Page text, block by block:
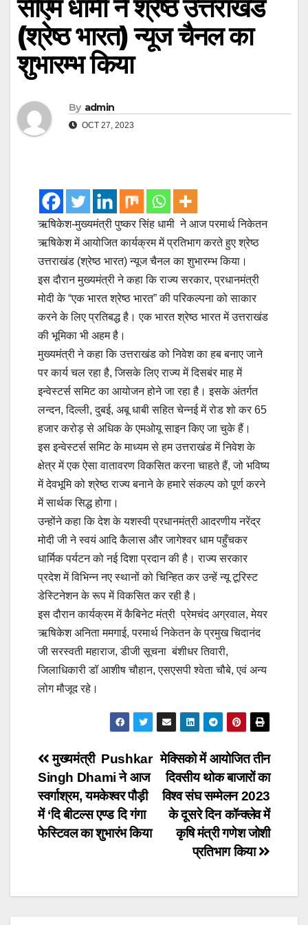
सीएम धामी ने श्रेष्ठ उत्तराखंड
(श्रेष्ठ भारत) न्यूज चैनल का
शुभारम्भ किया
By admin
OCT 27, 2023
ऋषिकेश-मुख्यमंत्री पुष्कर सिंह धामी ने आज परमार्थ निकेतन
ऋषिकेश में आयोजित कार्यक्रम में प्रतिभाग करते हुए श्रेष्ठ
उत्तराखंड (श्रेष्ठ भारत) न्यूज चैनल का शुभारम्भ किया।
इस दौरान मुख्यमंत्री ने कहा कि राज्य सरकार, प्रधानमंत्री
मोदी के “एक भारत श्रेष्ठ भारत” की परिकल्पना को साकार
करने के लिए प्रतिबद्ध है। एक भारत श्रेष्ठ भारत में उत्तराखंड
की भूमिका भी अहम है।
मुख्यमंत्री ने कहा कि उत्तराखंड को निवेश का हब बनाए जाने
पर कार्य चल रहा है, जिसके लिए राज्य में दिसबंर माह में
इन्वेस्टर्स समिट का आयोजन होने जा रहा है। इसके अंतर्गत
लन्दन, दिल्ली, दुबई, अबू धाबी सहित चेन्नई में रोड शो कर 65
हजार करोड़ से अधिक के एमओयू साइन किए जा चुके हैं।
इस इन्वेस्टर्स समिट के माध्यम से हम उत्तराखंड में निवेश के
क्षेत्र में एक ऐसा वातावरण विकसित करना चाहते हैं, जो भविष्य
में देवभूमि को श्रेष्ठ राज्य बनाने के हमारे संकल्प को पूर्ण करने
में सार्थक सिद्ध होगा।
उन्होंने कहा कि देश के यशस्वी प्रधानमंत्री आदरणीय नरेंद्र
मोदी जी ने स्वयं आदि कैलास और जागेश्वर धाम पहुँचकर
धार्मिक पर्यटन को नई दिशा प्रदान की है। राज्य सरकार
प्रदेश में विभिन्न नए स्थानों को चिन्हित कर उन्हें न्यू टूरिस्ट
डेस्टिनेशन के रूप में विकसित कर रही है।
इस दौरान कार्यक्रम में कैबिनेट मंत्री प्रेमचंद अग्रवाल, मेयर
ऋषिकेश अनिता ममगाई, परमार्थ निकेतन के प्रमुख चिदानंद
जी सरस्वती महाराज, डीजी सूचना बंशीधर तिवारी,
जिलाधिकारी डॉ आशीष चौहान, एसएसपी श्वेता चौबे, एवं अन्य
लोग मौजूद रहे।
Post
navigation
मेक्सिको में आयोजित तीन
दिवसीय थोक बाजारों का
विश्व संघ सम्मेलन 2023
के दूसरे दिन कॉन्क्लेव में
कृषि मंत्री गणेश जोशी
प्रतिभाग किया
मुख्यमंत्री Pushkar
Singh Dhami ने आज
स्वर्गाश्रम, यमकेश्वर पौड़ी
में ‘दि बीटल्स एण्ड दि गंगा
फेस्टिवल का शुभारंभ किया